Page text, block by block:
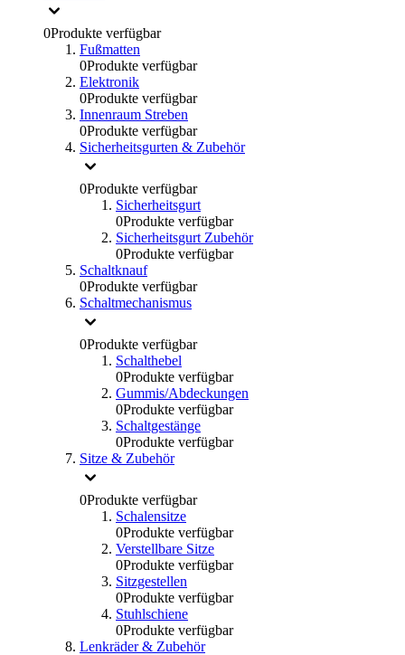
0Produkte verfügbar
Fußmatten
0Produkte verfügbar
Elektronik
0Produkte verfügbar
Innenraum Streben
0Produkte verfügbar
Sicherheitsgurten & Zubehör
0Produkte verfügbar
Sicherheitsgurt
0Produkte verfügbar
Sicherheitsgurt Zubehör
0Produkte verfügbar
Schaltknauf
0Produkte verfügbar
Schaltmechanismus
0Produkte verfügbar
Schalthebel
0Produkte verfügbar
Gummis/Abdeckungen
0Produkte verfügbar
Schaltgestänge
0Produkte verfügbar
Sitze & Zubehör
0Produkte verfügbar
Schalensitze
0Produkte verfügbar
Verstellbare Sitze
0Produkte verfügbar
Sitzgestellen
0Produkte verfügbar
Stuhlschiene
0Produkte verfügbar
Lenkräder & Zubehör